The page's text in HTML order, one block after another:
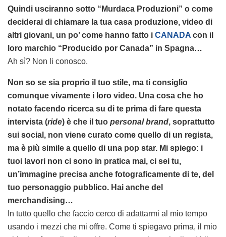
Quindi usciranno sotto “Murdaca Produzioni” o come
deciderai di chiamare la tua casa produzione, video di
altri giovani, un po’ come hanno fatto i CANADA con il
loro marchio “Producido por Canada” in Spagna…
Ah sì? Non li conosco.
Non so se sia proprio il tuo stile, ma ti consiglio
comunque vivamente i loro video. Una cosa che ho
notato facendo ricerca su di te prima di fare questa
intervista (ride) è che il tuo personal brand, soprattutto
sui social, non viene curato come quello di un regista,
ma è più simile a quello di una pop star. Mi spiego: i
tuoi lavori non ci sono in pratica mai, ci sei tu,
un’immagine precisa anche fotograficamente di te, del
tuo personaggio pubblico. Hai anche del
merchandising…
In tutto quello che faccio cerco di adattarmi al mio tempo
usando i mezzi che mi offre. Come ti spiegavo prima, il mio